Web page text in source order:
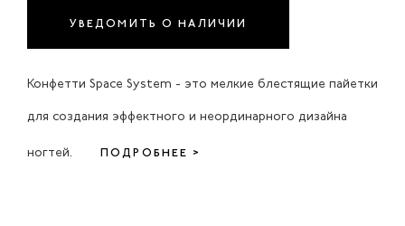
УВЕДОМИТЬ О НАЛИЧИИ
Конфетти Space System - это мелкие блестящие пайетки
для создания эффектного и неординарного дизайна
ногтей. ПОДРОБНЕЕ >